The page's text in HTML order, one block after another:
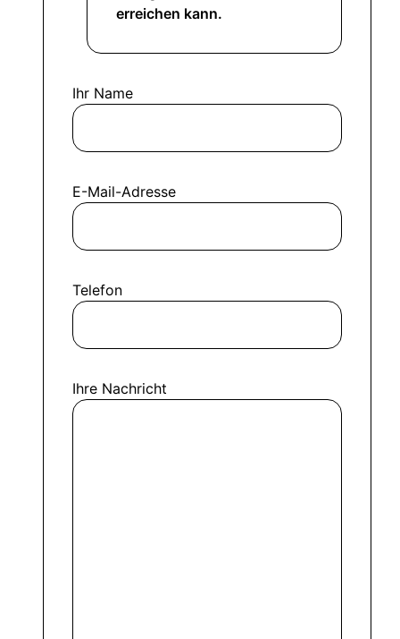
erreichen kann.
Ihr Name
E-Mail-Adresse
Telefon
Ihre Nachricht